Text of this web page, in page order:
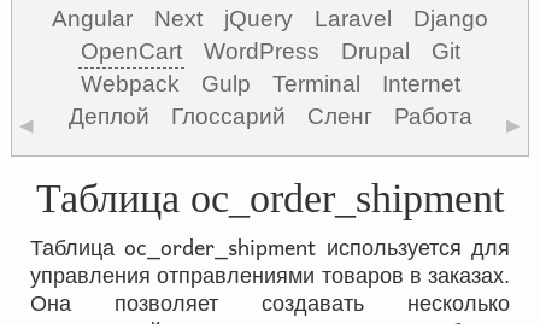
Angular
Next jQuery Laravel
Django
OpenCart
WordPress Drupal
Git
Webpack
Gulp Terminal
Internet
Деплой
Глоссарий Сленг Работа
◀ ▶
Таблица oc_order_shipment
Таблицаoc_order_shipment используется для
управления отправлениями товаров в заказах.
Она позволяет создавать несколько